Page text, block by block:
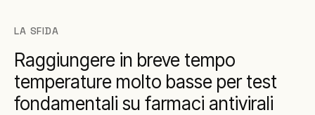
LA SFIDA
Raggiungere in breve tempo
temperature molto basse per test
fondamentali su farmaci antivirali